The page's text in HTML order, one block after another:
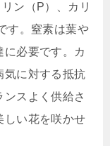
ン（P）、カリ
す。窒素は葉や
必要です。カ
気に対する抵抗
スよく供給さ
しい花を咲かせ